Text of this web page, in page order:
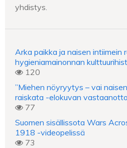
yhdistys.
Arka paikka ja naisen intiimein
hygieniamainonnan
120
”Miehen nöyryytys – vai
raiskata -elokuvan
77
Suomen sisällissota Wars
1918 -videopelissä
73